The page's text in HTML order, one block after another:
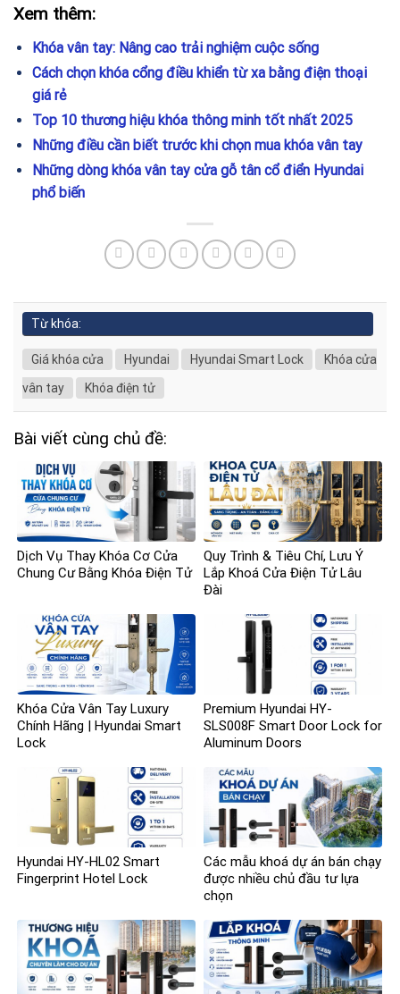
Xem thêm:
Khóa vân tay: Nâng cao trải nghiệm cuộc sống
Cách chọn khóa cổng điều khiển từ xa bằng điện thoại
giá rẻ
Top 10 thương hiệu khóa thông minh tốt nhất 2025
Những điều cần biết trước khi chọn mua khóa vân tay
Những dòng khóa vân tay cửa gỗ tân cổ điển Hyundai
phổ biến
Từ khóa:
Giá khóa cửa Hyundai Hyundai Smart Lock
Khóa cửa
vân tay
Khóa điện tử
Bài viết cùng chủ đề:
Dịch Vụ Thay Khóa Cơ Cửa
Chung Cư Bằng Khóa Điện Tử
Quy Trình & Tiêu Chí, Lưu Ý
Lắp Khoá Cửa Điện Tử Lâu
Đài
Khóa Cửa Vân Tay Luxury
Chính Hãng | Hyundai Smart
Lock
Premium Hyundai HY-
SLS008F Smart Door Lock for
Aluminum Doors
Hyundai HY-HL02 Smart
Fingerprint Hotel Lock
Các mẫu khoá dự án bán chạy
được nhiều chủ đầu tư lựa
chọn